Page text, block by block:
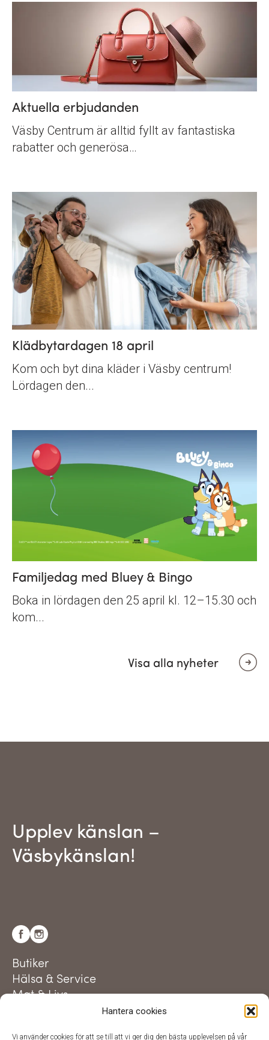
Hantera cookies
Vi använder cookies för att se till att vi ger dig den bästa upplevelsen på vår
Aktuella erbjudanden
Väsby Centrum är alltid fyllt av fantastiska
rabatter och generösa…
Klädbytardagen 18 april
Kom och byt dina kläder i Väsby centrum!
Lördagen den...
Familjedag med Bluey & Bingo
Boka in lördagen den 25 april kl. 12–15.30 och
kom...
Visa alla nyheter
Upplev känslan –
Väsbykänslan!
Butiker
Hälsa & Service
Mat & Livs